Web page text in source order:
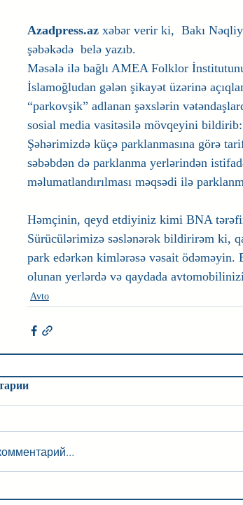
Azadpress.az xəbər verir ki,  Bakı
şəbəkədə  belə yazıb.
Məsələ ilə bağlı AMEA Folklor
İslamoğludan gələn şikayət üzərinə
“parkovşik” adlanan şəxslərin
sosial media vasitəsilə mövqeyini
Şəhərimizdə küçə parklanmasına görə
səbəbdən də parklanma yerlərindən
məlumatlandırılması məqsədi ilə
Həmçinin, qeyd etdiyiniz kimi BNA
Sürücülərimizə səslənərək bildirirəm ki,
park edərkən kimlərəsə vəsait ödəməyin.
olunan yerlərdə və qaydada
Avto